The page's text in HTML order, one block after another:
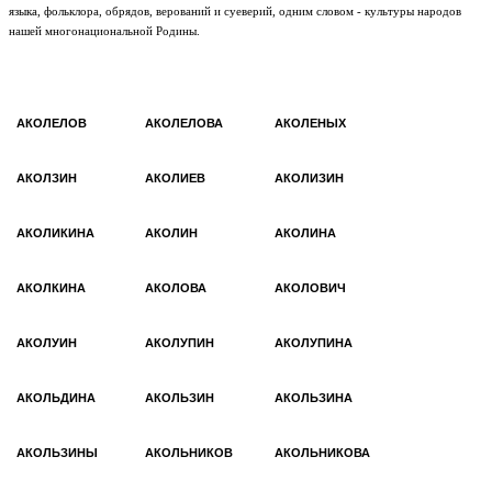
языка, фольклора, обрядов, верований и суеверий, одним словом - культуры народов
нашей многонациональной Родины.
АКОЛЕЛОВ АКОЛЕЛОВА АКОЛЕНЫХ
АКОЛЗИН АКОЛИЕВ АКОЛИЗИН
АКОЛИКИНА АКОЛИН АКОЛИНА
АКОЛКИНА АКОЛОВА АКОЛОВИЧ
АКОЛУИН АКОЛУПИН АКОЛУПИНА
АКОЛЬДИНА АКОЛЬЗИН АКОЛЬЗИНА
АКОЛЬЗИНЫ АКОЛЬНИКОВ АКОЛЬНИКОВА